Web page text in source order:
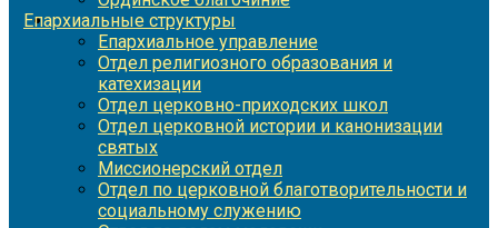
Епархиальные структуры
Епархиальное управление
Отдел религиозного образования и
катехизации
Отдел церковно-приходских школ
Отдел церковной истории и канонизации
святых
Миссионерский отдел
Отдел по церковной благотворительности и
социальному служению